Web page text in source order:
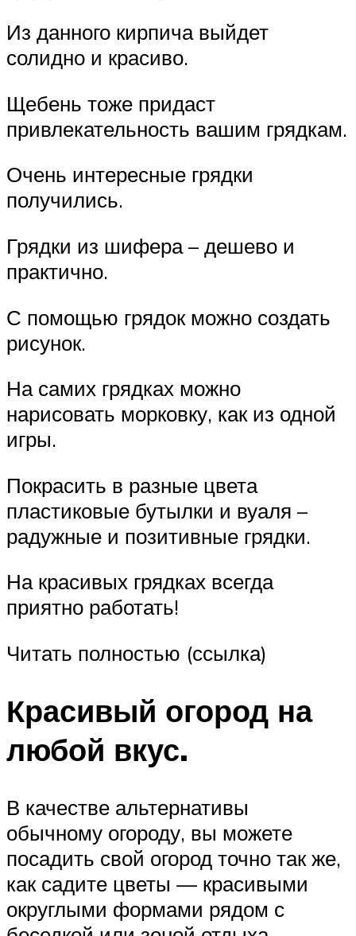
Из данного кирпича выйдет
солидно и красиво.
Щебень тоже придаст
привлекательность вашим грядкам.
Очень интересные грядки
получились.
Грядки из шифера – дешево и
практично.
С помощью грядок можно создать
рисунок.
На самих грядках можно
нарисовать морковку, как из одной
игры.
Покрасить в разные цвета
пластиковые бутылки и вуаля –
радужные и позитивные грядки.
На красивых грядках всегда
приятно работать!
Читать полностью (ссылка)
Красивый огород на
любой вкус.
В качестве альтернативы
обычному огороду, вы можете
посадить свой огород точно так же,
как садите цветы — красивыми
округлыми формами рядом с